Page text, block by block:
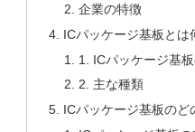
企業の特徴
ICパッケージ基板とは
1. ICパッケージ基
2. 主な種類
ICパッケージ基板の